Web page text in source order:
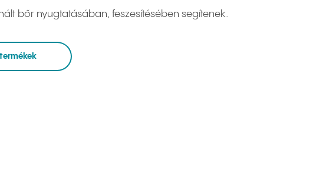
bőr nyugtatásában, feszesítésében segítenek.